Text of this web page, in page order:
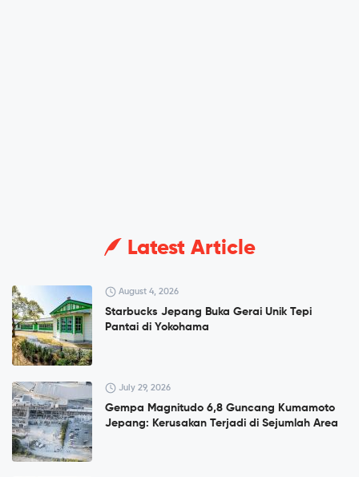
Latest Article
August 4, 2026
Starbucks Jepang Buka Gerai Unik Tepi
Pantai di Yokohama
July 29, 2026
Gempa Magnitudo 6,8 Guncang Kumamoto
Jepang: Kerusakan Terjadi di Sejumlah Area